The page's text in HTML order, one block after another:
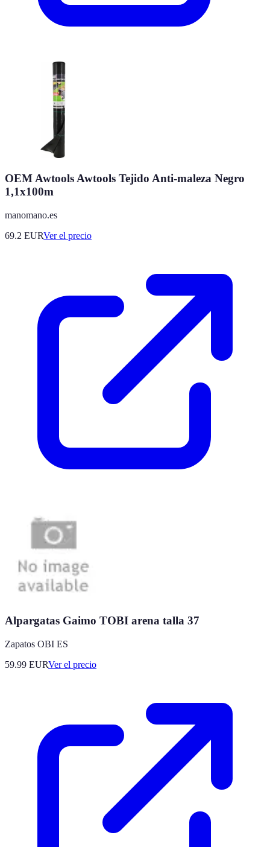
OEM Awtools Awtools Tejido Anti-maleza Negro
1,1x100m
manomano.es
69.2 EURVer el precio
Alpargatas Gaimo TOBI arena talla 37
Zapatos OBI ES
59.99 EURVer el precio